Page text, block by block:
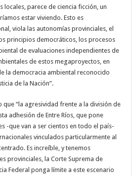
locales, parece de ciencia ficción, un
estar viviendo. Esto es
viola las autonomías provinciales, el
principios democráticos, los procesos
de evaluaciones independientes de
de estos megaproyectos, en
la democracia ambiental reconocido
de la Nación”.
que “la agresividad frente a la división de
adhesión de Entre Ríos, que pone
-que van a ser cientos en todo el país-
vinculados particularmente al
Es increíble, y tenemos
provinciales, la Corte Suprema de
Federal ponga límite a este escenario